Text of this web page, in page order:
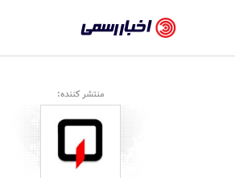
رسمی
-
اخبار
تایید
شده
منتشر کننده: